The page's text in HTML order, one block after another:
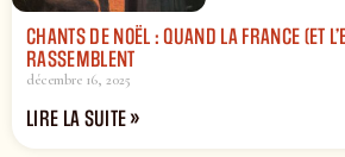
CHANTS DE NOËL : QUAND LA FRANCE (ET
RASSEMBLENT
décembre 16, 2025
LIRE LA SUITE »